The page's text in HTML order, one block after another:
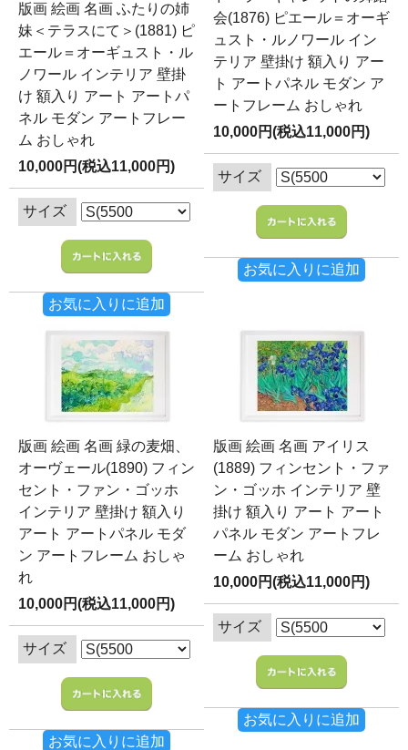
版画 絵画 名画 ふたりの姉
妹＜テラスにて＞(1881) ピ
エール＝オーギュスト・ル
ノワール インテリア 壁掛
け 額入り アート アートパ
ネル モダン アートフレー
ム おしゃれ
10,000円(税込11,000円)
サイズ
お気に入りに追加
会(1876) ピエール＝オーギ
ュスト・ルノワール イン
テリア 壁掛け 額入り アー
ト アートパネル モダン ア
ートフレーム おしゃれ
10,000円(税込11,000円)
サイズ
お気に入りに追加
版画 絵画 名画 緑の麦畑、
オーヴェール(1890) フィン
セント・ファン・ゴッホ
インテリア 壁掛け 額入り
アート アートパネル モダ
ン アートフレーム おしゃ
れ
10,000円(税込11,000円)
サイズ
お気に入りに追加
版画 絵画 名画 アイリス
(1889) フィンセント・ファ
ン・ゴッホ インテリア 壁
掛け 額入り アート アート
パネル モダン アートフレ
ーム おしゃれ
10,000円(税込11,000円)
サイズ
お気に入りに追加